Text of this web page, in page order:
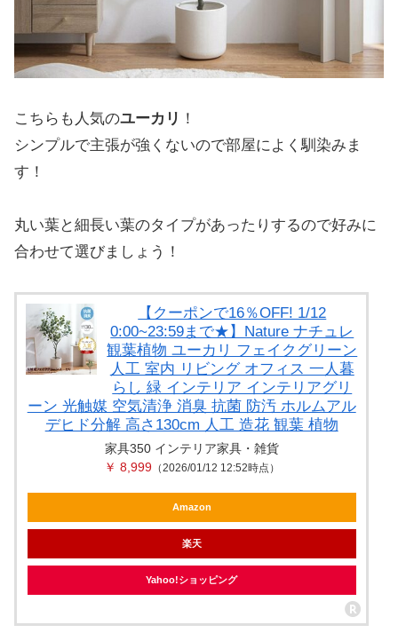
こちらも人気のユーカリ ！
シンプルで主張が強くないので部屋によく馴染みま
す！
丸い葉と細長い葉のタイプがあったりするので好みに
合わせて選びましょう！
【クーポンで16％OFF! 1/12
0:00~23:59まで★】Nature ナチュレ
観葉植物 ユーカリ フェイクグリーン
人工 室内 リビング オフィス 一人暮
らし 緑 インテリア インテリアグリ
ーン 光触媒 空気清浄 消臭 抗菌 防汚 ホルムアル
デヒド分解 高さ130cm 人工 造花 観葉 植物
家具350 インテリア家具・雑貨
￥ 8,999（2026/01/12 12:52時点）
Amazon
楽天
Yahoo!ショッピング